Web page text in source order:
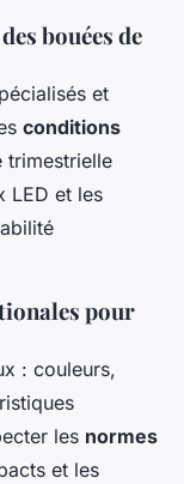
bouées de
et
conditions
trimestrielle
LED et les
pour
: couleurs,
les normes
et les